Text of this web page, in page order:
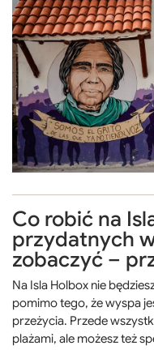
Co robić na
przydatnych
zobaczyć –
Na Isla Holbox nie
pomimo tego, że wyspa
przeżycia. Przede
plażami, ale możesz też